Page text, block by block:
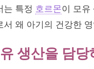
는 특정 호르몬이 모유
서 왜 아기의 건강한
생산을 담당